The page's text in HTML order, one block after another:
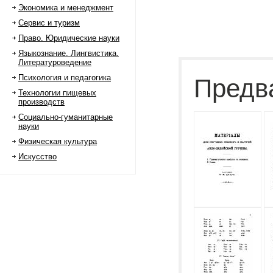
Экономика и менеджмент
Сервис и туризм
Право. Юридические науки
Языкознание. Лингвистика.
Литературоведение
Психология и педагогика
Технологии пищевых
производств
Социально-гуманитарные
науки
Физическая культура
Искусство